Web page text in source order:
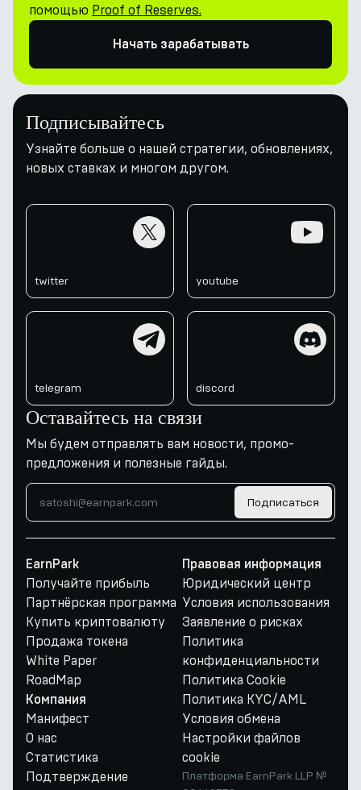
помощью Proof of Reserves.
Начать зарабатывать
Подписывайтесь
Узнайте больше о нашей стратегии, обновлениях,
новых ставках и многом другом.
twitter youtube
telegram discord
Оставайтесь на связи
Мы будем отправлять вам новости, промо-
предложения и полезные гайды.
Подписаться
EarnPark
Получайте прибыль
Партнёрская программа
Купить криптовалюту
Продажа токена
White Paper
RoadMap
Компания
Манифест
О нас
Статистика
Подтверждение
Правовая информация
Юридический центр
Условия использования
Заявление о рисках
Политика
конфиденциальности
Политика Cookie
Политика KYC/AML
Условия обмена
Настройки файлов
cookie
Платформа EarnPark LLP №